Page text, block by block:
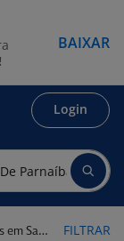
Login
- SP FILTRAR
BAIXAR